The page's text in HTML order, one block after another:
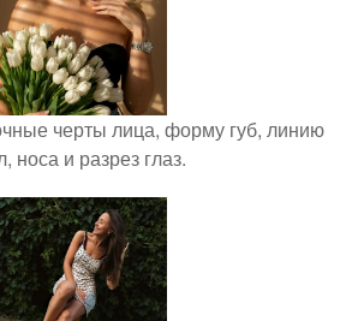
черты лица, форму губ, линию
носа и разрез глаз.